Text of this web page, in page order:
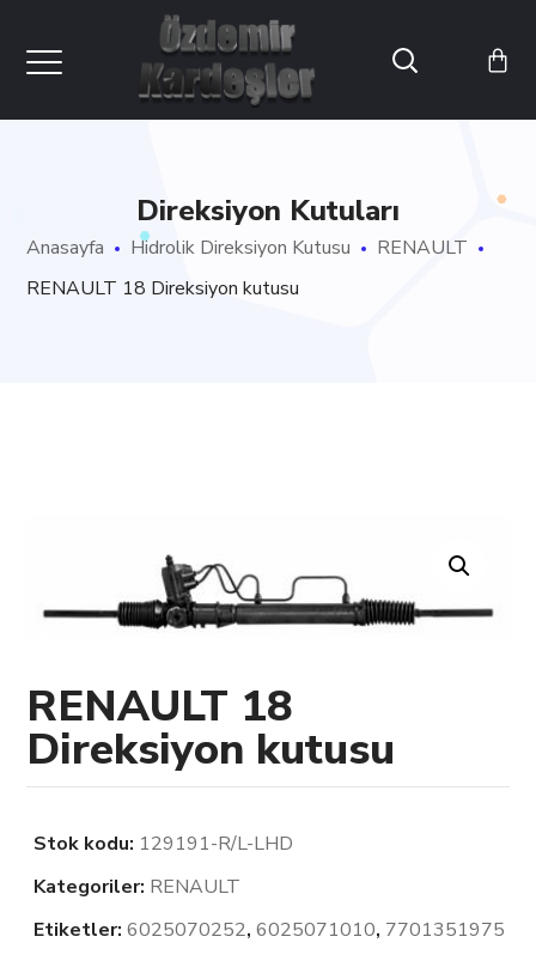
Direksiyon Kutuları
Anasayfa Hidrolik Direksiyon Kutusu
RENAULT
RENAULT 18 Direksiyon kutusu
RENAULT 18
Direksiyon kutusu
Stok kodu: 129191-R/L-LHD
Kategoriler: RENAULT
Etiketler:6025070252,6025071010, 7701351975